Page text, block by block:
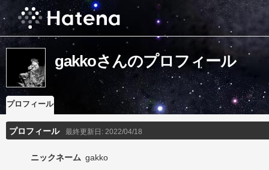
gakkoさんのプロフィール
プロフィール
プロフィール 最終更新日: 2022/04/18
ニックネーム gakko